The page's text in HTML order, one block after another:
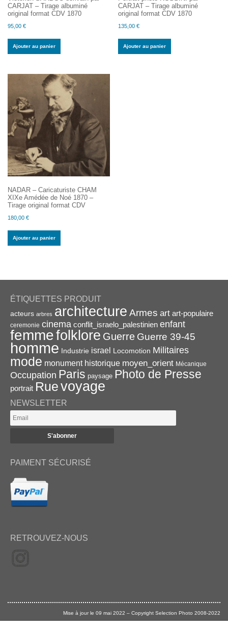
CARJAT – Tirage albuminé
original format CDV 1870
95,00 €
Ajouter au panier
CARJAT – Tirage albuminé
original format CDV 1870
135,00€
Ajouter au panier
NADAR – Caricaturiste CHAM
XIXe Amédée de Noé 1870 –
Tirage original format CDV
180,00 €
Ajouter au panier
ÉTIQUETTES PRODUIT
acteurs arbres architecture Armes art art-populaire
ceremonie cinema conflit_israelo_palestinien enfant
femmefolklore Guerre Guerre 39-45
homme Industrie israel Locomotion Militaires
mode monument historique moyen_orient Mécanique
Occupation Paris paysage Photo de Presse
portrait Ruevoyage
NEWSLETTER
PAIMENT SÉCURISÉ
RETROUVEZ-NOUS
Mise à jour le 09 mai 2022 – Copyright Selection Photo 2008-2022